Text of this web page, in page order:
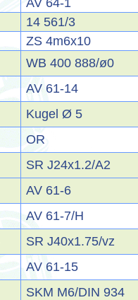
AV 64-1
14 561/3
ZS 4m6x10
WB 400 888/ø0
AV 61-14
Kugel Ø 5
OR
SR J24x1.2/A2
AV 61-6
AV 61-7/H
SR J40x1.75/vz
AV 61-15
SKM M6/DIN 934